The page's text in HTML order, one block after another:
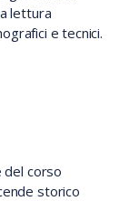
lettura
e tecnici.
del corso
storico